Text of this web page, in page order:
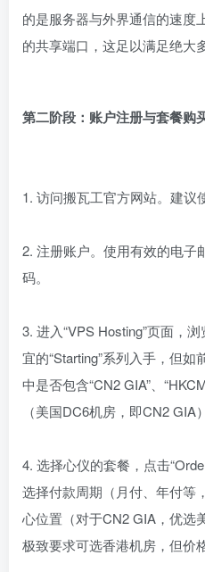
的是服务器与外界通信的速度
的共享端口，这足以满足绝大
第二阶段：账户注册与套餐购
1. 访问搬瓦工官方网站。建议
2. 注册账户。使用有效的电子
码。
3. 进入“VPS Hosting”页面，
宜的“Starting”系列入手，但
中是否包含“CN2 GIA”、
（美国DC6机房，即CN2 GIA
4. 选择心仪的套餐，点击
选择付款周期（月付、年付等
心位置（对于CN2 GIA，优选
极致要求可选香港机房，但价